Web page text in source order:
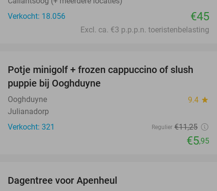
Verkocht: 18.056
€45
Excl. ca. €3 p.p.p.n. toeristenbelasting
47%
Potje minigolf + frozen cappuccino of slush
puppie bij Ooghduyne
Ooghduyne 9.4 star
Julianadorp
Verkocht: 321
Regulier €11,25
€5,95
Dagentree voor Apenheul